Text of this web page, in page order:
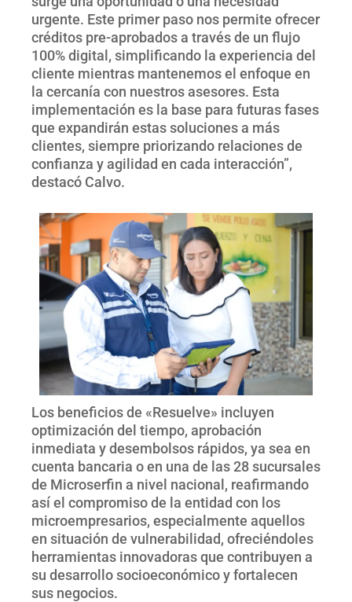
urgente. Este primer paso nos permite ofrecer
créditos pre-aprobados a través de un flujo
100% digital, simplificando la experiencia del
cliente mientras mantenemos el enfoque en
la cercanía con nuestros asesores. Esta
implementación es la base para futuras fases
que expandirán estas soluciones a más
clientes, siempre priorizando relaciones de
confianza y agilidad en cada interacción”,
destacó Calvo.
Los beneficios de «Resuelve» incluyen
optimización del tiempo, aprobación
inmediata y desembolsos rápidos, ya sea en
cuenta bancaria o en una de las 28 sucursales
de Microserfin a nivel nacional, reafirmando
así el compromiso de la entidad con los
microempresarios, especialmente aquellos
en situación de vulnerabilidad, ofreciéndoles
herramientas innovadoras que contribuyen a
su desarrollo socioeconómico y fortalecen
sus negocios.